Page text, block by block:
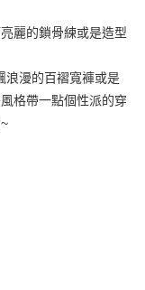
月結算日後寄送繳費提
灣大直營門市／銀行轉
商店將買賣／分期付款
交帳款。
項蒐集、處理及利用，
對及更正。
至「AFTEE先享後付」
結，可透過四大超商／
需要取消訂單，請聯絡
效，需透過AFTEE先享
顯示為準，若有關於
聯繫「AFTEE先享後付
麗的鎖骨練或是造型
浪漫的百褶寬褲或是
格帶一點個性派的穿